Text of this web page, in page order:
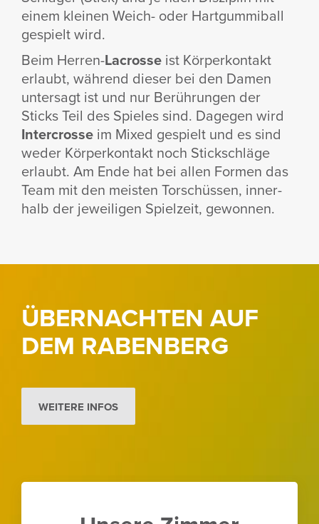
einem kleinen Weich- oder Hart­gum­mi­ball
gespielt wird.
Beim Herren-Lacrosse ist Körper­kon­takt
erlaubt, während dieser bei den Damen
unter­sagt ist und nur Berüh­rungen der
Sticks Teil des Spieles sind. Dagegen wird
Inter­crosse im Mixed gespielt und es sind
weder Körper­kon­takt noch Stick­schläge
erlaubt. Am Ende hat bei allen Formen das
Team mit den meisten Torschüssen, inner­
halb der jewei­ligen Spiel­zeit, gewonnen.
ÜBERNACHTEN AUF
DEM RABEN­BERG
WEITERE INFOS